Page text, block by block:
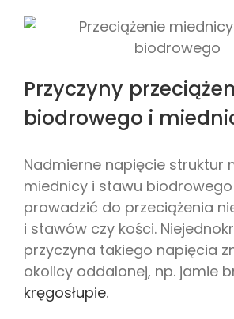
Przyczyny
biodrowego i
Nadmierne napięcie struktur
miednicy i stawu
prowadzić do przeciążenia
i stawów czy kości.
przyczyna takiego napięcia
okolicy oddalonej, np. jamie
kręgosłupie.